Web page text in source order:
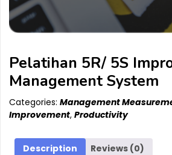
Pelatihan 5R/ 5S
Management System
Categories: Management
Improvement, Productivity
Description Reviews (0)